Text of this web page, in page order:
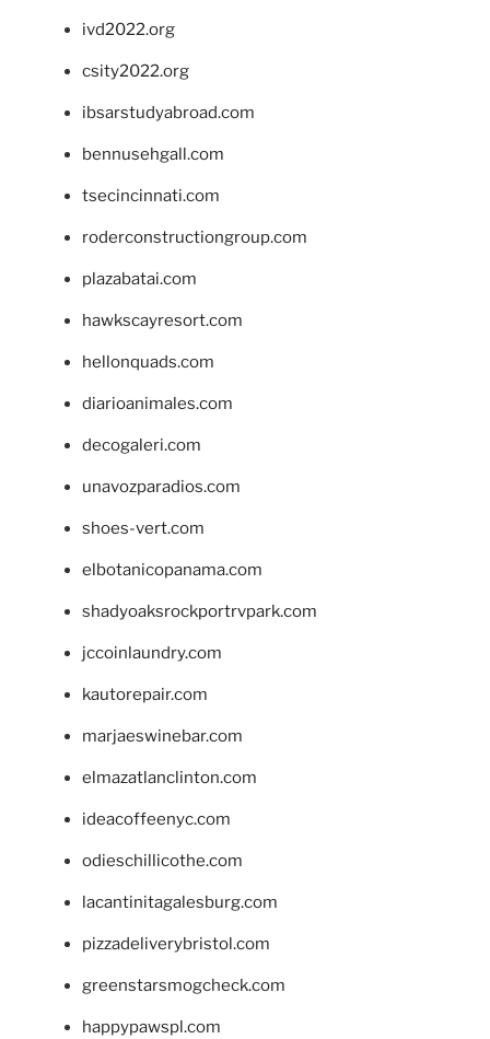
ivd2022.org
csity2022.org
ibsarstudyabroad.com
bennusehgall.com
tsecincinnati.com
roderconstructiongroup.com
plazabatai.com
hawkscayresort.com
hellonquads.com
diarioanimales.com
decogaleri.com
unavozparadios.com
shoes-vert.com
elbotanicopanama.com
shadyoaksrockportrvpark.com
jccoinlaundry.com
kautorepair.com
marjaeswinebar.com
elmazatlanclinton.com
ideacoffeenyc.com
odieschillicothe.com
lacantinitagalesburg.com
pizzadeliverybristol.com
greenstarsmogcheck.com
happypawspl.com